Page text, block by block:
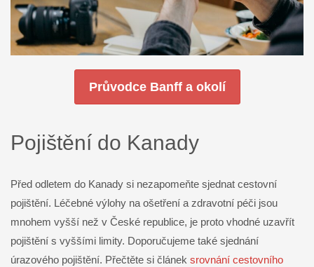
Průvodce Banff a okolí
Pojištění do Kanady
Před odletem do Kanady si nezapomeňte sjednat cestovní
pojištění. Léčebné výlohy na ošetření a zdravotní péči jsou
mnohem vyšší než v České republice, je proto vhodné uzavřít
pojištění s vyššími limity. Doporučujeme také sjednání
úrazového pojištění. Přečtěte si článek srovnání cestovního